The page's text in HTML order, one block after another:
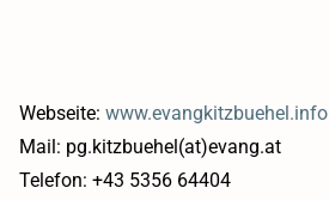
Webseite: www.evangkitzbuehel.info
Mail: pg.kitzbuehel(at)evang.at
Telefon: +43 5356 64404